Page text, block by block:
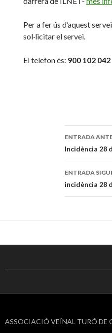
Per a fer ús d’aquest
sol·licitar el servei.
Eltelefonés: 900 102 042
de
ENTRADA
Incidència 28
ENTRADA
incidència 28
ASSOCIACIÓ VEÏNAL TURÓ DE